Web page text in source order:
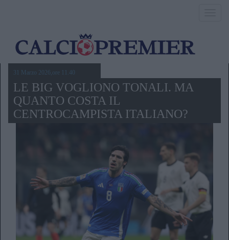
31 Marzo 2026,ore 11.40
LE BIG VOGLIONO TONALI. MA
QUANTO COSTA IL
CENTROCAMPISTA ITALIANO?